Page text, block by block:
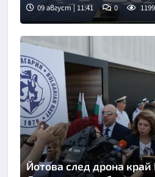
09 август | 11:41 0 1199
Йотова след дрона